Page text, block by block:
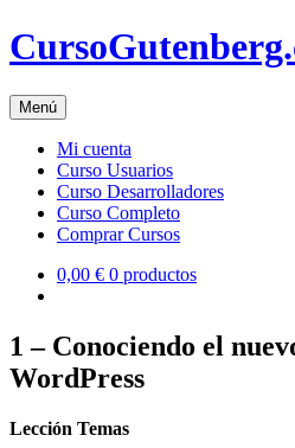
Skip
to
Menú
Mi cuenta
Curso Usuarios
Curso Desarrolladores
Curso Completo
Comprar Cursos
0,00 € 0 productos
1 – Conociendo el
WordPress
Lección Temas